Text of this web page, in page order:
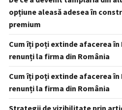
opțiune aleasă adesea în
premium
Cum îți poți extinde afacerea în
renunți la firma din România
Cum îți poți extinde afacerea în
renunți la firma din România
Strategii de vizibilitate prin